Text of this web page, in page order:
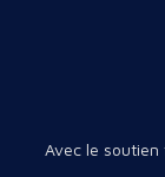
Avec le soutien